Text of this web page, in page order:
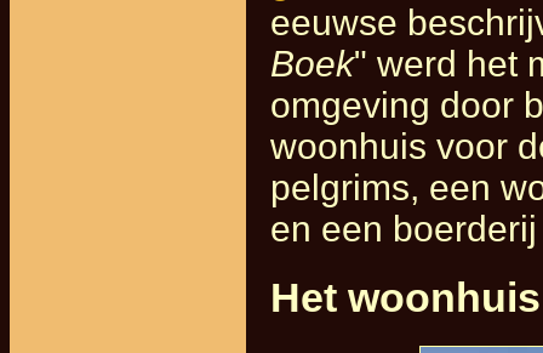
eeuwse
Boek" werd het
omgeving door
woonhuis voor
pelgrims, een
en een
Het